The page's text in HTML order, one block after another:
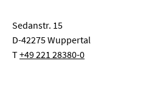
Sedanstr. 15
D-42275 Wuppertal
T+49 221 28380-0